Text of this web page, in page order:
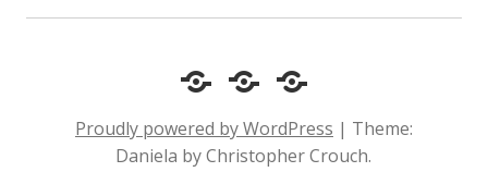
Cotidiano
Comportamento
Inclusão
e
Acessibilidade
Diário
um
surdo
Proudly powered by WordPress | Theme:
Daniela by Christopher Crouch.